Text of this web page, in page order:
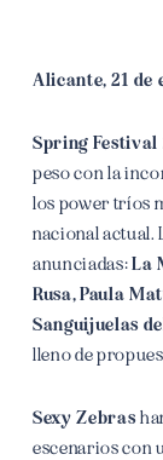
Alicante, 21 de
Spring Festival
peso con la
los power tríos
nacional actual.
anunciadas:La
Rusa, Paula
Sanguijuelas
lleno de
Sexy Zebras
escenarios con